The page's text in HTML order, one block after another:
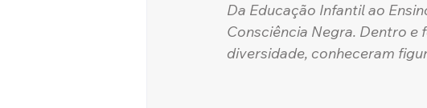
Da Educação Infantil ao
Consciência Negra. Dentro e
diversidade, conheceram